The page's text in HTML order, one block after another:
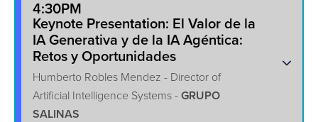
4:30PM
Keynote Presentation: El Valor de la
IA Generativa y de la IA Agéntica:
Retos y Oportunidades
Humberto Robles Mendez - Director of
Artificial Intelligence Systems - GRUPO
SALINAS